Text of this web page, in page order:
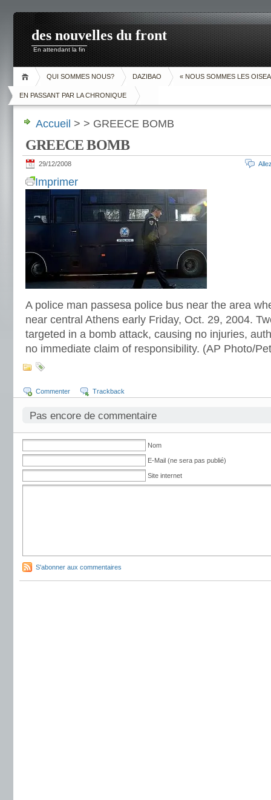
des nouvelles du front
En attendant la fin
QUI SOMMES NOUS? DAZIBAO « NOUS SOMMES LES
EN PASSANT PAR LA CHRONIQUE
Accueil > > GREECE BOMB
GREECE BOMB
29/12/2008
Imprimer
A police man passesa police bus near the area
near central Athens early Friday, Oct. 29, 2004.
targeted in a bomb attack, causing no injuries,
no immediate claim of responsibility. (AP Photo/
Commenter Trackback
Pas encore de commentaire
Nom
E-Mail (ne sera pas publié)
Site internet
S'abonner aux commentaires